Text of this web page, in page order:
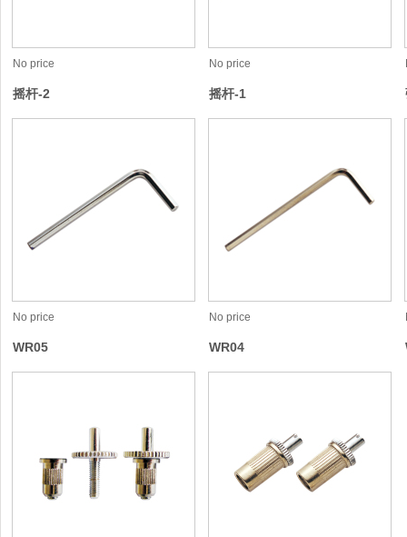
No price
摇杆-2
No price
摇杆-1
No price
WR05
No price
WR04